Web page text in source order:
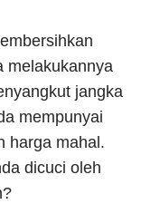
melakukannya
jangka
mempunyai
harga mahal.
dicuci oleh